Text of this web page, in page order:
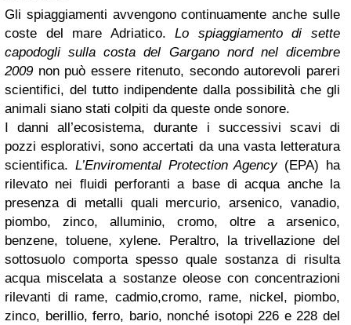
Gli spiaggiamenti avvengono continuamente anche sulle
coste del mare Adriatico.Lo spiaggiamento di sette
capodogli sulla costa del Gargano nord nel dicembre
2009 non può essere ritenuto, secondo autorevoli pareri
scientifici, del tutto indipendente dalla possibilità che gli
animali siano stati colpiti da queste onde sonore.
I danni all’ecosistema, durante i successivi scavi di
pozzi esplorativi, sono accertati da una vasta letteratura
scientifica. L’Enviromental Protection Agency(EPA) ha
rilevato nei ﬂuidi perforanti a base di acqua anche la
presenza di metalli quali mercurio, arsenico, vanadio,
piombo, zinco, alluminio, cromo, oltre a arsenico,
benzene, toluene, xylene. Peraltro, la trivellazione del
sottosuolo comporta spesso quale sostanza di risulta
acqua miscelata a sostanze oleose con concentrazioni
rilevanti di rame, cadmio,cromo, rame, nickel, piombo,
zinco, berillio, ferro, bario, nonché isotopi 226 e 228 del